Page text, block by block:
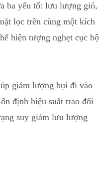
ba yếu tố: lưu lượng gió,
lọc trên cùng một kích
hiện tượng nghẹt cục bộ
giảm lượng bụi đi vào
định hiệu suất trao đổi
suy giảm lưu lượng